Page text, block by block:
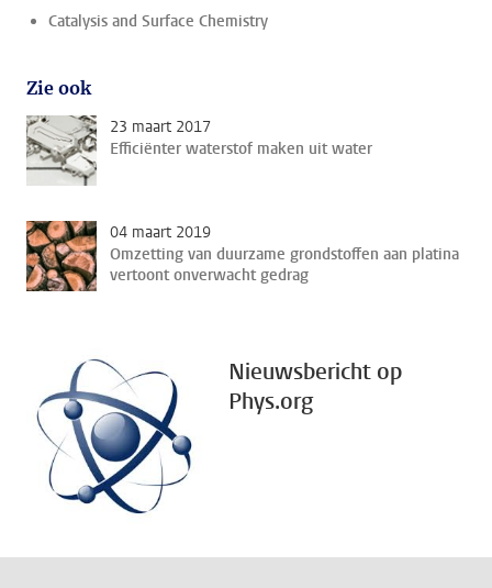
Catalysis and Surface Chemistry
Zie ook
23 maart 2017
Efficiënter waterstof maken uit water
04 maart 2019
Omzetting van duurzame grondstoffen aan platina
vertoont onverwacht gedrag
Nieuwsbericht op
Phys.org